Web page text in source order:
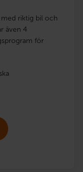
riktig bil och
även 4
för